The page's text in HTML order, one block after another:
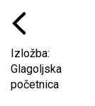
Izložba:
Glagoljska
početnica